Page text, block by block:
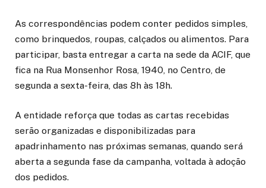
As correspondências podem conter pedidos simples,
como brinquedos, roupas, calçados ou alimentos. Para
participar, basta entregar a carta na sede da ACIF, que
fica na Rua Monsenhor Rosa, 1940, no Centro, de
segunda a sexta-feira, das 8h às 18h.
A entidade reforça que todas as cartas recebidas
serão organizadas e disponibilizadas para
apadrinhamento nas próximas semanas, quando será
aberta a segunda fase da campanha, voltada à adoção
dos pedidos.